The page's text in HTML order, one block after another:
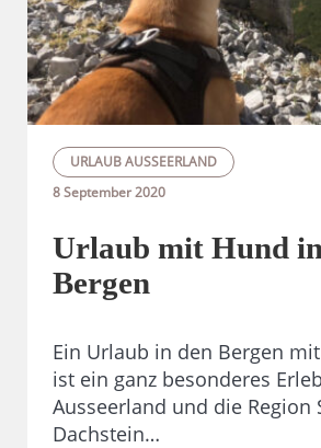
URLAUB AUSSEERLAND
8 September 2020
Urlaub mit Hund
Bergen
Ein Urlaub in den Bergen
ist ein ganz besonderes
Ausseerland und die Region
Dachstein…